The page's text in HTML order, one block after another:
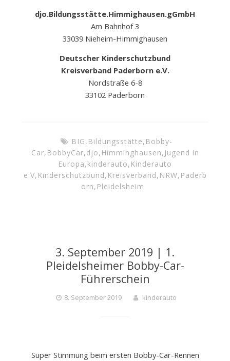
djo.Bildungsstätte.Himmighausen.gGmbH
Am Bahnhof 3
33039 Nieheim-Himmighausen
Deutscher Kinderschutzbund
Kreisverband Paderborn e.V.
Nordstraße 6-8
33102 Paderborn
BIG, Bildungsstätte, Bobby-
Car, BobbyCar,djo, Himminghausen, Jugend in
Europa,kinderauto, Kinderauto
e.V, Kinderschutzbund, Kreisverband, NRW, Paderb
orn, Pleidelsheim
3. September 2019 | 1.
Pleidelsheimer Bobby-Car-
Führerschein
8. September 2019 kinderauto
Super Stimmung beim ersten Bobby-Car-Rennen